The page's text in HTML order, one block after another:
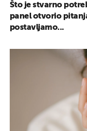
Što je stvarno
panel otvorio
postavljamo...